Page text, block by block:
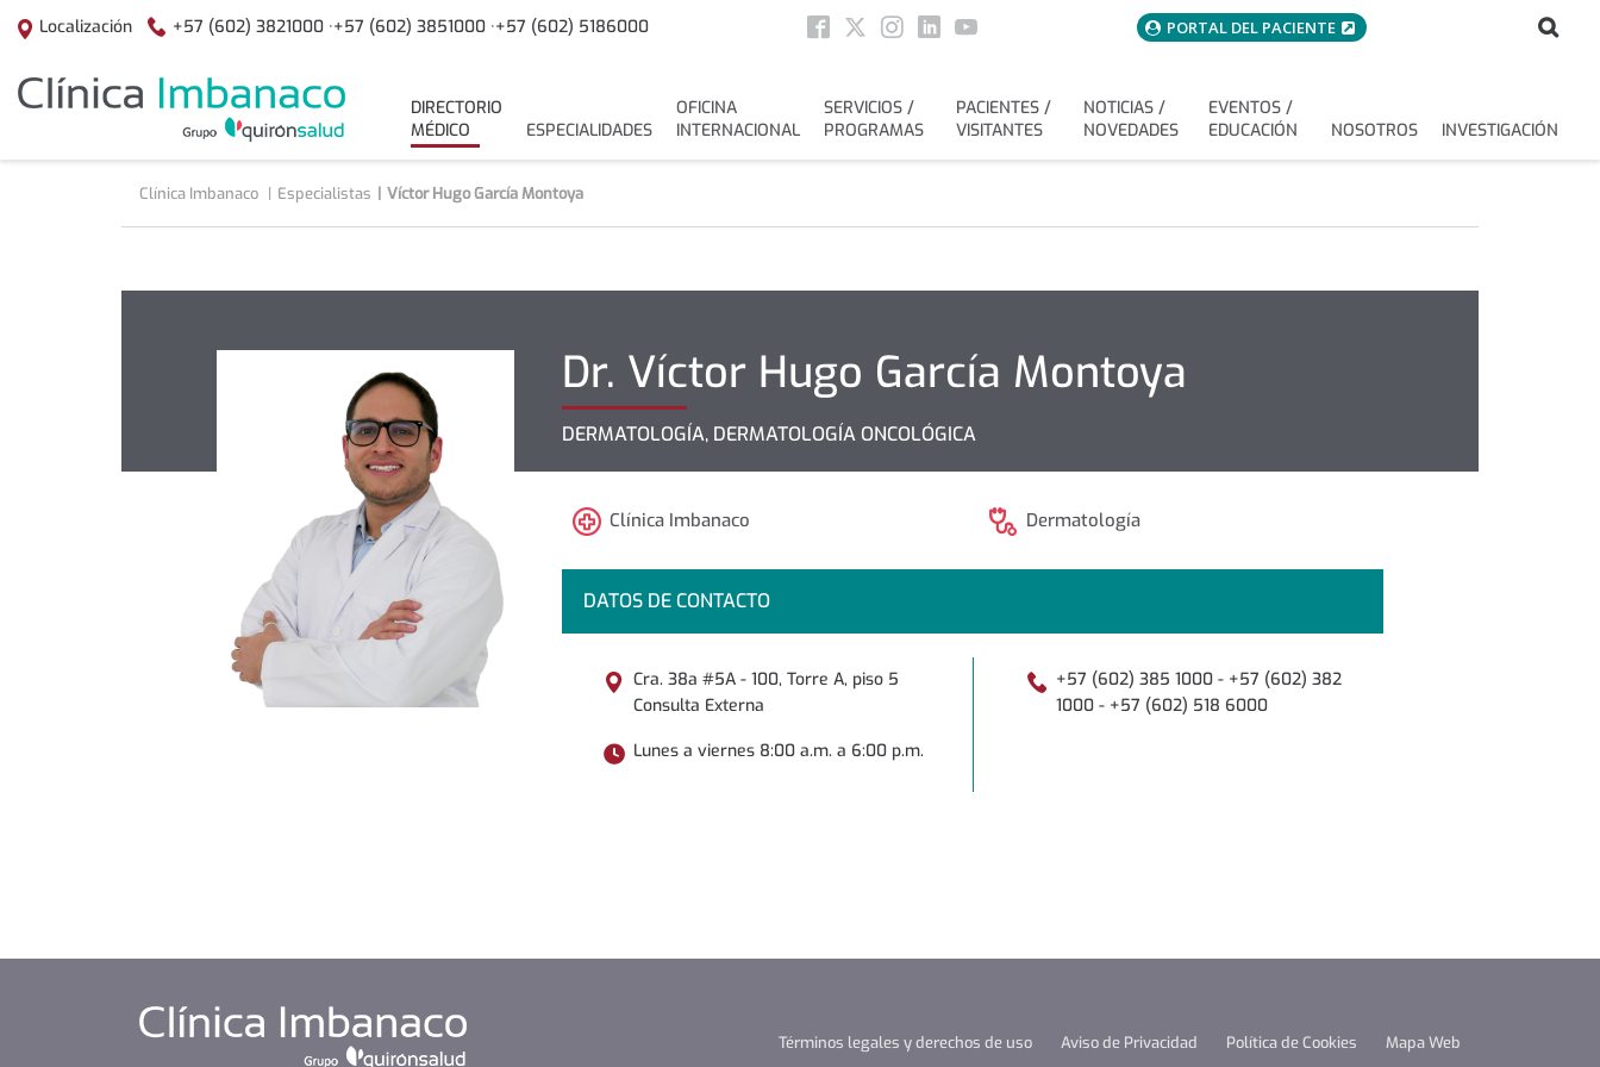
Localización +57 (602) 3821000 ·+57 (602) 3851000 ·+57 (602) 5186000
Social
menuAcceso
PORTAL DEL PACIENTE
Buscar
DIRECTORIO
MÉDICO
ESPECIALIDADES
OFICINA
INTERNACIONAL
SERVICIOS /
PROGRAMAS
PACIENTES /
VISITANTES
NOTICIAS /
NOVEDADES
EVENTOS /
EDUCACIÓN
NOSOTROS INVESTIGACIÓN
Clínica Imbanaco Especialistas Víctor Hugo García Montoya
Dr. Víctor Hugo García Montoya
DERMATOLOGÍA, DERMATOLOGÍA ONCOLÓGICA
Clínica Imbanaco Dermatología
DATOS DE CONTACTO
Cra. 38a #5A - 100, Torre A, piso 5
Consulta Externa
Lunes a viernes 8:00 a.m. a 6:00 p.m.
+57 (602) 385 1000 - +57 (602) 382
1000 - +57 (602) 518 6000
Términos legales y derechos de uso Aviso de Privacidad Política de Cookies Mapa Web